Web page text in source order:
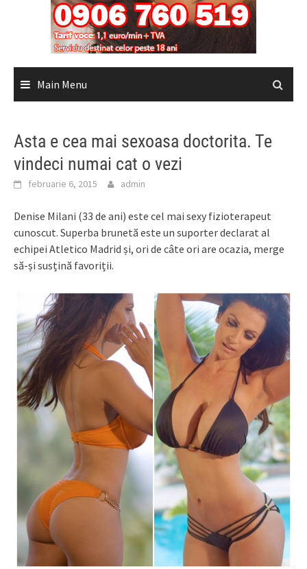
Main Menu
Asta e cea mai sexoasa doctorita. Te
vindeci numai cat o vezi
februarie 6, 2015 admin
Denise Milani (33 de ani) este cel mai sexy fizioterapeut
cunoscut. Superba brunetă este un suporter declarat al
echipei Atletico Madrid și, ori de câte ori are ocazia, merge
să-și susțină favoriții.